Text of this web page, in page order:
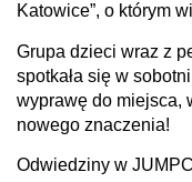
Katowice”, o którym
Grupa dzieci wraz z
spotkała się w
wyprawę do miejsca,
nowego znaczenia!
Odwiedziny w